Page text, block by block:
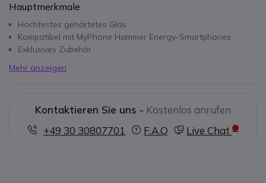
Hauptmerkmale
Hochfestes gehärtetes Glas
Kompatibel mit MyPhone Hammer Energy-Smartphones
Exklusives Zubehör
Mehr anzeigen
Kontaktieren Sie uns - Kostenlos anrufen
+49 30 30807701
F.A.Q Live Chat